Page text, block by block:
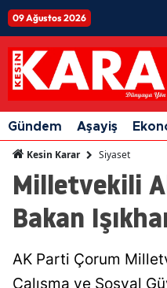
09 Ağustos 2026
Gündem Aşayiş
Kesin Karar Siyaset
Milletvekili
Bakan
AK Parti Çorum
Çalışma ve Sosyal